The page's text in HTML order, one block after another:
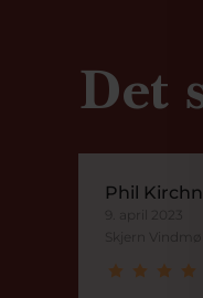
Det
Phil
9. april 2023
Skjern